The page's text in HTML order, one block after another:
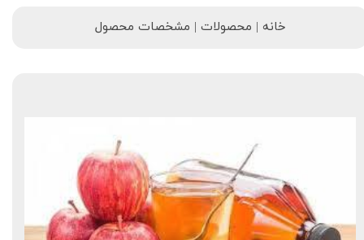
خانه | محصولات | مشخصات محصول